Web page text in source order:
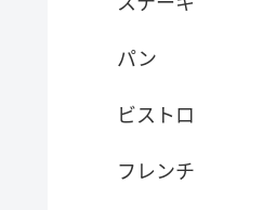
パン
ビストロ
フレンチ